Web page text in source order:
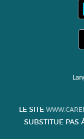
LE SITE
SUBSTITUE PAS